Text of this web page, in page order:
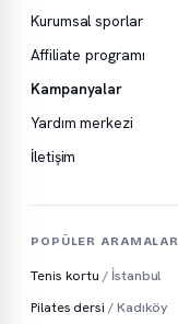
Kurumsal sporlar
Affiliate programı
Kampanyalar
Yardım merkezi
İletişim
POPÜLER ARAMALAR
Tenis kortu/ İstanbul
Pilates dersi / Kadıköy